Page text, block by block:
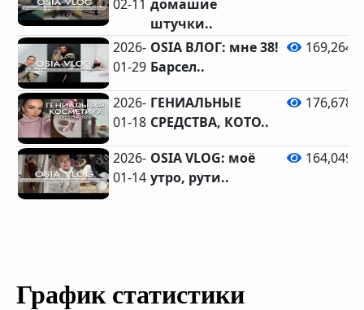
02-11 домашие
штучки..
2026-
01-29
OSIA ВЛОГ: мне 38!
Барсел..
169,264
2026-
01-18
ГЕНИАЛЬНЫЕ
СРЕДСТВА, КОТО..
176,678
2026-
01-14
OSIA VLOG: моё
утро, рути..
164,049
График статистики